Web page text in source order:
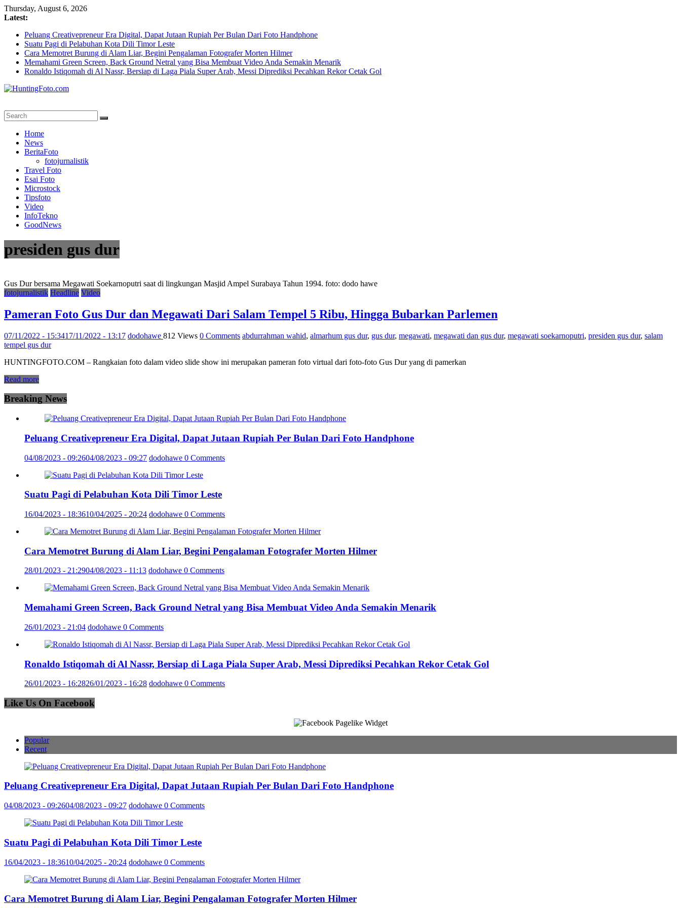
Skip
to
Thursday, August 6, 2026
Latest:
Peluang Creativepreneur Era Digital, Dapat Jutaan Rupiah Per Bulan Dari Foto Handphone
Suatu Pagi di Pelabuhan Kota Dili Timor Leste
Cara Memotret Burung di Alam Liar, Begini Pengalaman Fotografer Morten Hilmer
Memahami Green Screen, Back Ground Netral yang Bisa Membuat Video Anda Semakin Menarik
Ronaldo Istiqomah di Al Nassr, Bersiap di Laga Piala Super Arab, Messi Diprediksi Pecahkan Rekor Cetak Gol
Berita
Fotografi
Terpercaya
Home
News
BeritaFoto
fotojurnalistik
Travel Foto
Esai Foto
Microstock
Tipsfoto
Video
InfoTekno
GoodNews
presiden gus dur
Gus Dur bersama Megawati Soekarnoputri saat di lingkungan Masjid Ampel Surabaya Tahun 1994. foto: dodo hawe
fotojurnalistik Headline Video
Pameran Foto Gus Dur dan Megawati Dari Salam Tempel 5 Ribu, Hingga Bubarkan Parlemen
07/11/2022 - 15:3417/11/2022 - 13:17 dodohawe 812 Views 0 Comments abdurrahman wahid, almarhum gus dur, gus dur, megawati, megawati dan gus dur, megawati soekarnoputri, presiden gus dur, salam
tempel gus dur
HUNTINGFOTO.COM – Rangkaian foto dalam video slide show ini merupakan pameran foto virtual dari foto-foto Gus Dur yang di pamerkan
Read more
Breaking News
Peluang Creativepreneur Era Digital, Dapat Jutaan Rupiah Per Bulan Dari Foto Handphone
04/08/2023 - 09:2604/08/2023 - 09:27 dodohawe 0 Comments
Suatu Pagi di Pelabuhan Kota Dili Timor Leste
16/04/2023 - 18:3610/04/2025 - 20:24 dodohawe 0 Comments
Cara Memotret Burung di Alam Liar, Begini Pengalaman Fotografer Morten Hilmer
28/01/2023 - 21:2904/08/2023 - 11:13 dodohawe 0 Comments
Memahami Green Screen, Back Ground Netral yang Bisa Membuat Video Anda Semakin Menarik
26/01/2023 - 21:04 dodohawe 0 Comments
Ronaldo Istiqomah di Al Nassr, Bersiap di Laga Piala Super Arab, Messi Diprediksi Pecahkan Rekor Cetak Gol
26/01/2023 - 16:2826/01/2023 - 16:28 dodohawe 0 Comments
Like Us On Facebook
Popular
Recent
Peluang Creativepreneur Era Digital, Dapat Jutaan Rupiah Per Bulan Dari Foto Handphone
04/08/2023 - 09:2604/08/2023 - 09:27 dodohawe 0 Comments
Suatu Pagi di Pelabuhan Kota Dili Timor Leste
16/04/2023 - 18:3610/04/2025 - 20:24 dodohawe 0 Comments
Cara Memotret Burung di Alam Liar, Begini Pengalaman Fotografer Morten Hilmer